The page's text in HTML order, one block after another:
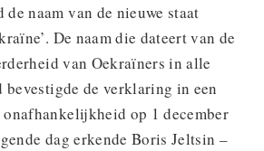
de naam van de nieuwe staat
De naam die dateert van de
van Oekraïners in alle
bevestigde de verklaring in een
onafhankelijkheid op 1 december
dag erkende Boris Jeltsin –